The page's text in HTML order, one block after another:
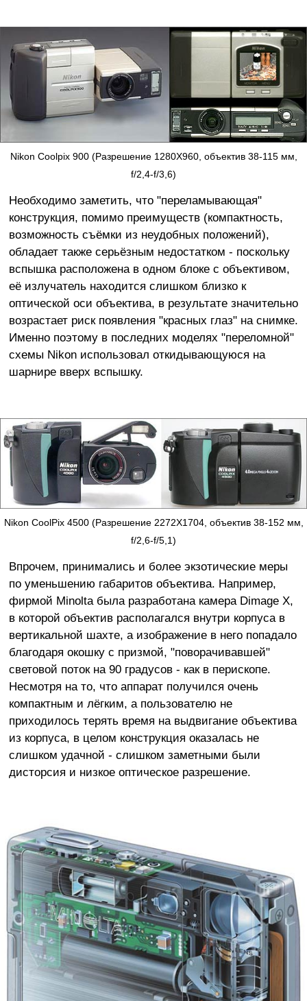
Nikon Coolpix 900 (Разрешение 1280X960, объектив 38-115 мм,
f/2,4-f/3,6)
Необходимо заметить, что "переламывающая"
конструкция, помимо преимуществ (компактность,
возможность съёмки из неудобных положений),
обладает также серьёзным недостатком - поскольку
вспышка расположена в одном блоке с объективом,
её излучатель находится слишком близко к
оптической оси объектива, в результате значительно
возрастает риск появления "красных глаз" на снимке.
Именно поэтому в последних моделях "переломной"
схемы Nikon использовал откидывающуюся на
шарнире вверх вспышку.
Nikon CoolPix 4500 (Разрешение 2272X1704, объектив 38-152 мм,
f/2,6-f/5,1)
Впрочем, принимались и более экзотические меры
по уменьшению габаритов объектива. Например,
фирмой Minolta была разработана камера Dimage X,
в которой объектив располагался внутри корпуса в
вертикальной шахте, а изображение в него попадало
благодаря окошку с призмой, "поворачивавшей"
световой поток на 90 градусов - как в перископе.
Несмотря на то, что аппарат получился очень
компактным и лёгким, а пользователю не
приходилось терять время на выдвигание объектива
из корпуса, в целом конструкция оказалась не
слишком удачной - слишком заметными были
дисторсия и низкое оптическое разрешение.